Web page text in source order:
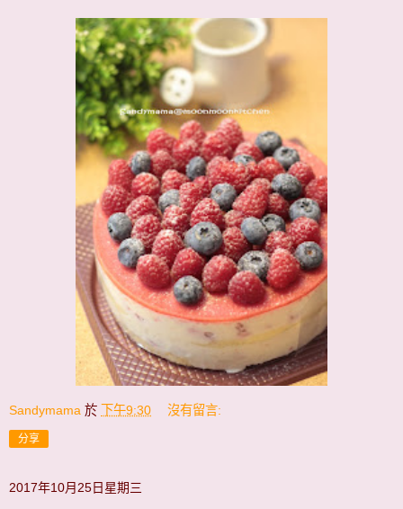
Sandymama 於 下午9:30 沒有留言:
分享
2017年10月25日星期三